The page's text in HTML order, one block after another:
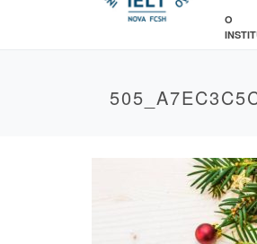
O